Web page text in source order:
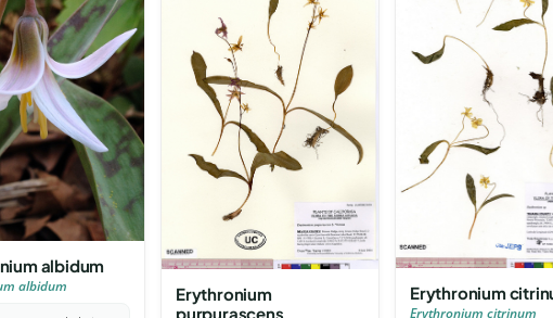
albidum
albidum
Erythronium
purpurascens
Erythronium
Erythronium citrinum